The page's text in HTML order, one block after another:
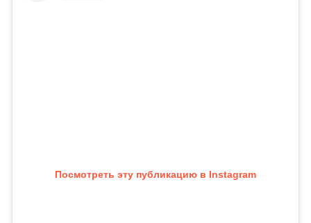
Посмотреть эту публикацию в Instagram